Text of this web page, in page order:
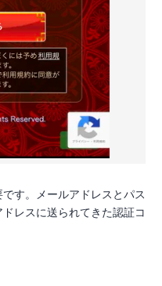
す。メールアドレスとパス
レスに送られてきた認証コ